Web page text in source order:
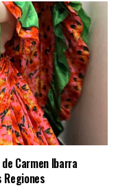
Carmen Ibarra
Regiones